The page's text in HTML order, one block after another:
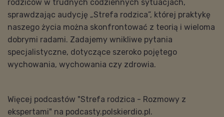
rodziców w trudnych codziennych sytuacjach,
sprawdzając audycję „Strefa rodzica”, której praktykę
naszego życia można skonfrontować z teorią i wieloma
dobrymi radami. Zadajemy wnikliwe pytania
specjalistyczne, dotyczące szeroko pojętego
wychowania, wychowania czy zdrowia.
Więcej podcastów "Strefa rodzica - Rozmowy z
ekspertami" na podcasty.polskierdio.pl.